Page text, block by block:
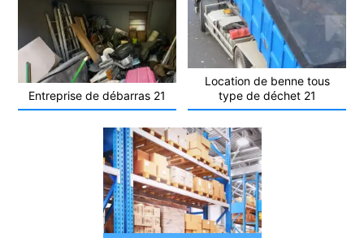
Entreprise de débarras 21
Location de benne tous
type de déchet 21